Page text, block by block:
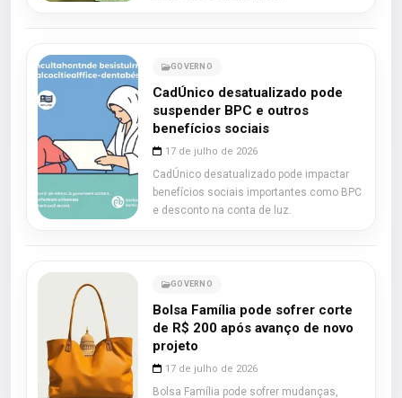
GOVERNO
CadÚnico desatualizado pode
suspender BPC e outros
benefícios sociais
17 de julho de 2026
CadÚnico desatualizado pode impactar
benefícios sociais importantes como BPC
e desconto na conta de luz.
GOVERNO
Bolsa Família pode sofrer corte
de R$ 200 após avanço de novo
projeto
17 de julho de 2026
Bolsa Família pode sofrer mudanças,